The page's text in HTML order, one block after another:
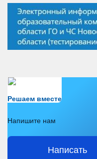
Решаем вместе
Напишите нам
Написать